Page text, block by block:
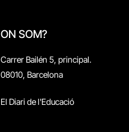
ON SOM?
Carrer Bailén 5, principal.
08010, Barcelona
El Diari de l'Educació